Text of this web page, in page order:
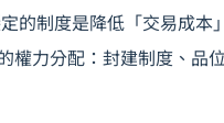
制度是降低「交易成本
力分配：封建制度、品